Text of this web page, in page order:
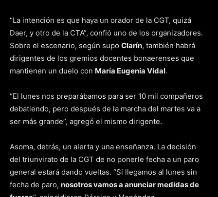
“La intención es que haya un orador de la CGT, quizá
Daer, y otro de la CTA”, confió uno de los organizadores.
Sobre el escenario, según supo Clarín, también habrá
dirigentes de los gremios docentes bonaerenses que
mantienen un duelo con María Eugenia Vidal.
“El lunes nos preparábamos para ser 10 mil compañeros
debatiendo, pero después de la marcha del martes va a
ser más grande”, agregó el mismo dirigente.
Asoma, detrás, un alerta y una enseñanza. La decisión
del triunvirato de la CGT de no ponerle fecha a un paro
general estará dando vueltas. “Si llegamos al lunes sin
fecha de paro, nosotros vamos a anunciar medidas de